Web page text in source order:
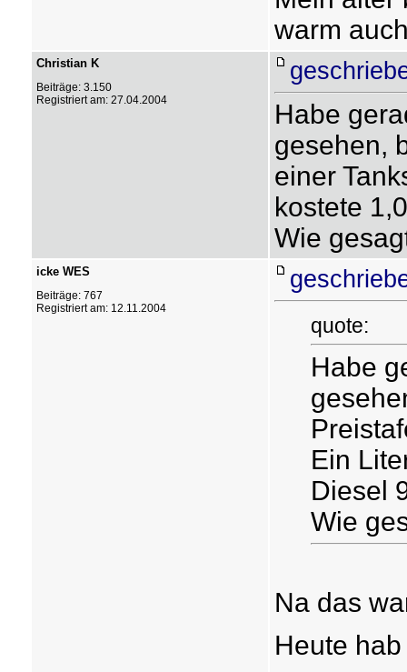
warm
Christian K
Beiträge: 3.150
Registriert am: 27.04.2004
Habe
gesehen,
einer
kostete
Wie
icke WES
Beiträge: 767
Registriert am: 12.11.2004
quote:
Habe
Ein
Diesel
Wie
Na das
Heute